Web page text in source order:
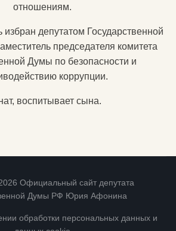
отношениям.
избран депутатом Государственной
председателя комитета
Думы по безопасности и
коррупции.
воспитывает сына.
Официальный сайт депутата
Думы РФ Юрия Афонина
обработки персональных данных и